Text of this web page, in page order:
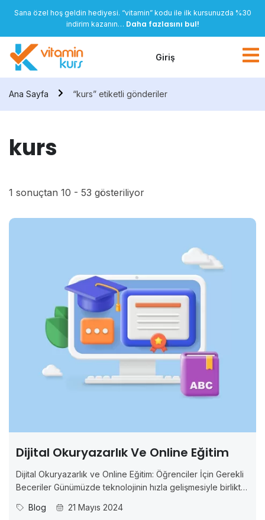
Sana özel hoş geldin hediyesi. “vitamin” kodu ile ilk kursunuzda %30
indirim kazanın… Daha fazlasını bul!
Giriş
Ana Sayfa “kurs” etiketli gönderiler
kurs
1 sonuçtan 10 - 53 gösteriliyor
Dijital Okuryazarlık Ve Online Eğitim
Dijital Okuryazarlık ve Online Eğitim: Öğrenciler İçin Gerekli
Beceriler Günümüzde teknolojinin hızla gelişmesiyle birlikte,
gerçekleştirilmektedir. Bu dijitalleşme sürecinde,
Blog 21 Mayıs 2024